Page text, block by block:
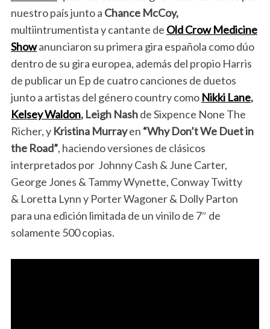
nuestro país junto a Chance McCoy,
multiintrumentista y cantante de Old Crow Medicine
Showanunciaron su primera gira española como dúo
dentro de su gira europea, además del propio Harris
de publicar un Ep de cuatro canciones de duetos
junto a artistas del género country como Nikki Lane,
Kelsey Waldon, Leigh Nashde Sixpence None The
Richer, y Kristina Murrayen “Why Don’t We Duet in
the Road”, haciendo versiones de clásicos
interpretados por Johnny Cash & June Carter,
George Jones & Tammy Wynette, Conway Twitty
& Loretta Lynn y Porter Wagoner & Dolly Parton
para una edición limitada de un vinilo de 7″ de
solamente 500 copias.